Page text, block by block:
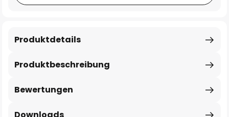
Produktbeschreibung
Produktdetails
Bewertungen